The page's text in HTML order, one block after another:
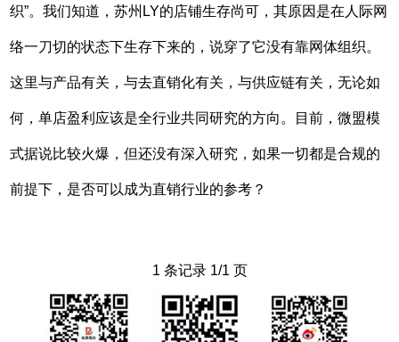
织”。我们知道，苏州LY的店铺生存尚可，其原因是在人际网
络一刀切的状态下生存下来的，说穿了它没有靠网体组织。
这里与产品有关，与去直销化有关，与供应链有关，无论如
何，单店盈利应该是全行业共同研究的方向。目前，微盟模
式据说比较火爆，但还没有深入研究，如果一切都是合规的
前提下，是否可以成为直销行业的参考？
1 条记录 1/1 页